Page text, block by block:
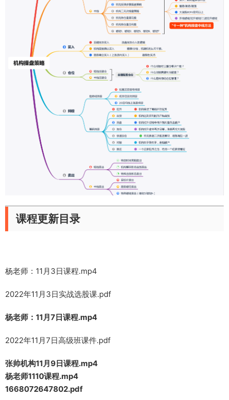
课程更新目录
杨老师：11月3日课程.mp4
2022年11月3日实战选股课.pdf
杨老师：11月7日课程.mp4
2022年11月7日高级班课件.pdf
张帅机构11月9日课程.mp4
杨老师1110课程.mp4
1668072647802.pdf